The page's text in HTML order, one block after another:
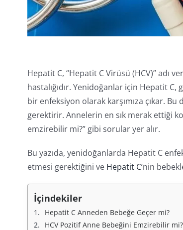
Hepatit C, “Hepatit C Virüsü (HCV)” adı
hastalığıdır. Yenidoğanlar için Hepatit
bir enfeksiyon olarak karşımıza çıkar.
gerektirir. Annelerin en sık merak ettiği
emzirebilir mi?” gibi sorular yer alır.
Bu yazıda, yenidoğanlarda Hepatit C
etmesi gerektiğini ve Hepatit C’nin
İçindekiler
Hepatit C Anneden Bebeğe Geçer mi?
HCV Pozitif Anne Bebeğini Emzirebilir mi?